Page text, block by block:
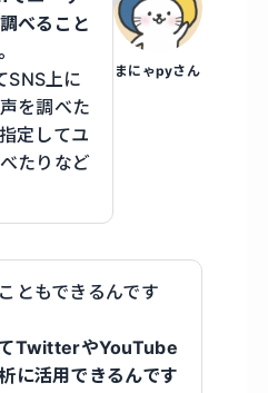
まにゃpyさん
べること
SNS上に
を調べた
定してユ
たりなど
ともできるんです
TwitterやYouTube
に活用できるんです